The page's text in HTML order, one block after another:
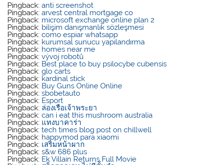
Pingback:anti screenshot
Pingback:arvest central mortgage co
Pingback: microsoft exchange online plan 2
Pingback: bilişim danışmanlık sözleşmesi
Pingback:como espiar whatsapp
Pingback: kurumsal sunucu yapılandırma
Pingback: homes near me
Pingback:vývoj robotů
Pingback: Best place to buy psilocybe cubensis
Pingback:glo carts
Pingback: kardinal stick
Pingback: Buy Guns Online Online
Pingback:sbobetauto
Pingback: Esport
Pingback: ล่องเรือเจ้าพระยา
Pingback:can i eat this mushroom australia
Pingback: แทงบาคาร่า
Pingback:tech times blog post on chillwell
Pingback: happymod para xiaomi
Pingback: เสริมหน้าผาก
Pingback:s&w 686 plus
Pingback: Ek Villain Returns Full Movie